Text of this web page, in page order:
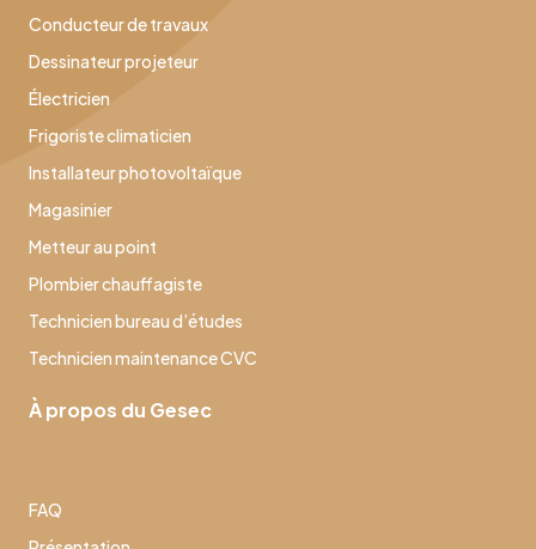
Conducteur de travaux
Dessinateur projeteur
Électricien
Frigoriste climaticien
Installateur photovoltaïque
Magasinier
Metteur au point
Plombier chauffagiste
Technicien bureau d’études
Technicien maintenance CVC
À propos du Gesec
FAQ